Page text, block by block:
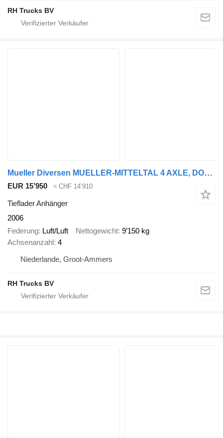
RH Trucks BV
Mueller Diversen MUELLER-MITTELTAL 4 AXLE, DOUBLE HYDRAULIC RAMPS
EUR 15’950 ≈ CHF 14’910
Tieflader Anhänger
2006
Federung Luft/Luft Nettogewicht 9’150 kg
Achsenanzahl 4
Niederlande, Groot-Ammers
RH Trucks BV